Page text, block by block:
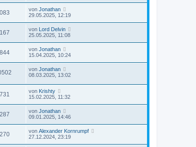
von Jonathan
29.05.2025, 12:19
von Lord Delvin
25.05.2025, 11:08
von Jonathan
15.04.2025, 10:24
von Jonathan
08.03.2025, 13:02
von Krishty
15.02.2025, 11:32
von Jonathan
09.01.2025, 14:46
von Alexander Kornrumpf
27.12.2024, 23:19